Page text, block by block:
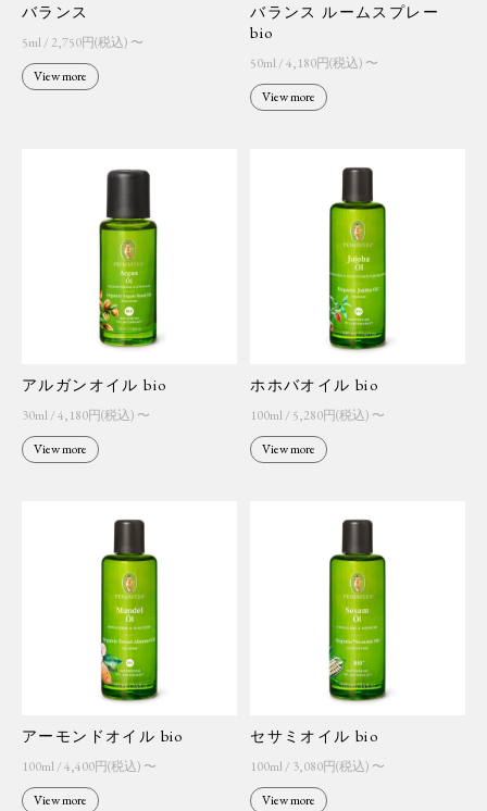
バランス
5ml / 2,750円(税込) 〜
View more
バランス ルームスプレー
bio
50ml / 4,180円(税込) 〜
View more
アルガンオイル bio
30ml / 4,180円(税込) 〜
View more
ホホバオイル bio
100ml / 5,280円(税込) 〜
View more
アーモンドオイル bio
100ml / 4,400円(税込) 〜
View more
セサミオイル bio
100ml / 3,080円(税込) 〜
View more